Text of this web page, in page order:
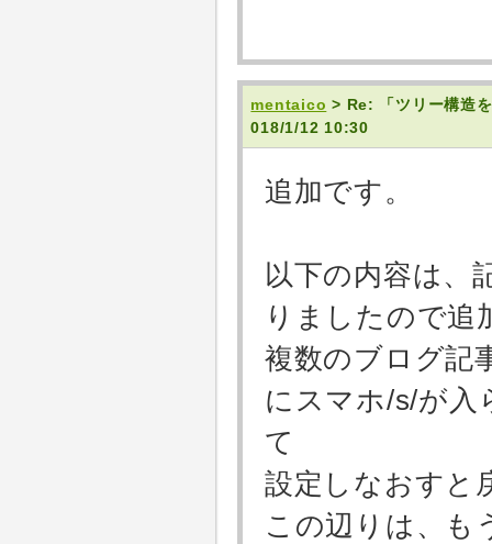
mentaico > Re: 「ツリー構造
018/1/12 10:30
追加です。
以下の内容は、
りましたので追
複数のブログ記
にスマホ/s/が入
て
設定しなおすと
この辺りは、も